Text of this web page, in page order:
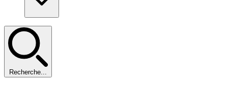
Recherche...